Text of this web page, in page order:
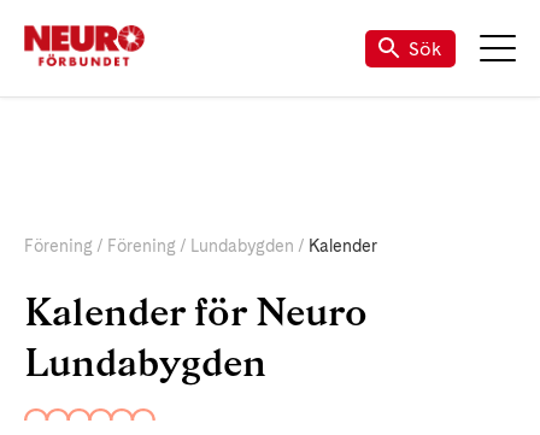
Sök
Förening Förening Lundabygden Kalender
Kalender för Neuro
Lundabygden